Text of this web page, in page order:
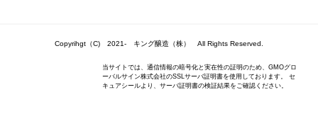
Copyrihgt（C) 2021- キング醸造（株） All Rights Reserved.
当サイトでは、通信情報の暗号化と実在性の証明のため、GMOグロ
ーバルサイン株式会社のSSLサーバ証明書を使用しております。 セ
キュアシールより、サーバ証明書の検証結果をご確認ください。